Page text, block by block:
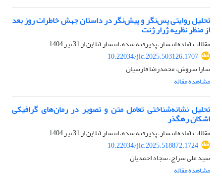
تحلیل روایتی پس‌نگر و پیش‌نگر در داستان جهش خاطرات روز بعد
از منظر نظریه ژرار ژنت
مقالات آماده انتشار، پذیرفته شده، انتشار آنلاین از31 تیر 1404
10.22034/jlc.2025.503126.1707
سارا سروش، محمدرضا فارسیان
مشاهده مقاله
تحلیل نشانه‌شناختی تعامل متن و تصویر در رمان‌های گرافیکی
اشکان رهگذر
مقالات آماده انتشار، پذیرفته شده، انتشار آنلاین از31 تیر 1404
10.22034/jlc.2025.518872.1724
سید علی سراج، سجاد احمدیان
مشاهده مقاله